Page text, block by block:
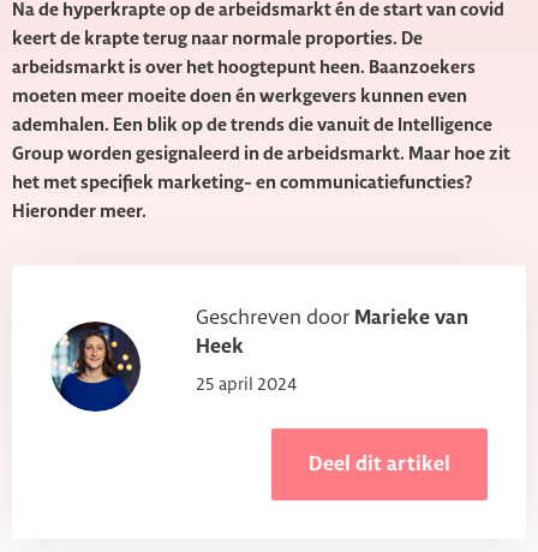
Na de hyperkrapte op de arbeidsmarkt én de start van covid
keert de krapte terug naar normale proporties. De
arbeidsmarkt is over het hoogtepunt heen. Baanzoekers
moeten meer moeite doen én werkgevers kunnen even
ademhalen. Een blik op de trends die vanuit de Intelligence
Group worden gesignaleerd in de arbeidsmarkt. Maar hoe zit
het met specifiek marketing- en communicatiefuncties?
Hieronder meer.
Geschreven door Marieke van
Heek
25 april 2024
Deel dit artikel